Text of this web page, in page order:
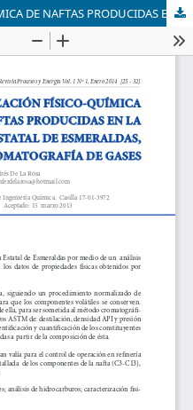
CARACTERIZACIÓN FÍSICO-QUÍMICA DE NAFTAS PRODUCIDAS EN LA REFINERÍA ESTATAL DE ESMERALDAS, MEDIANTE CROMATOGRAFÍA DE GASES